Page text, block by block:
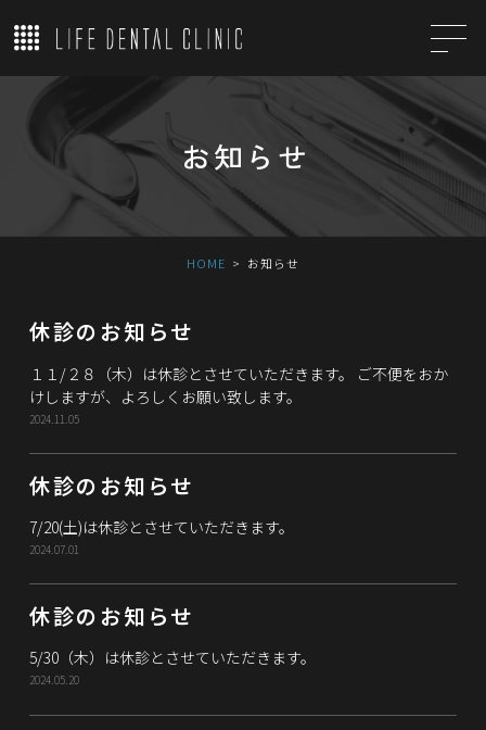
お知らせ
HOME お知らせ
休診のお知らせ
１１/２８（木）は休診とさせていただきます。 ご不便をおか
けしますが、よろしくお願い致します。
2024.11.05
休診のお知らせ
7/20(土)は休診とさせていただきます。
2024.07.01
休診のお知らせ
5/30（木）は休診とさせていただきます。
2024.05.20